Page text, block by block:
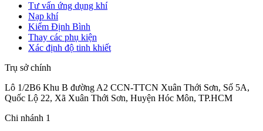
Tư vấn ứng dụng khí
Nạp khí
Kiểm Định Bình
Thay các phụ kiện
Xác định độ tinh khiết
Trụ sở chính
Lô 1/2B6 Khu B đường A2 CCN-TTCN Xuân Thới Sơn, Số 5A,
Quốc Lộ 22, Xã Xuân Thới Sơn, Huyện Hóc Môn, TP.HCM
Chi nhánh 1